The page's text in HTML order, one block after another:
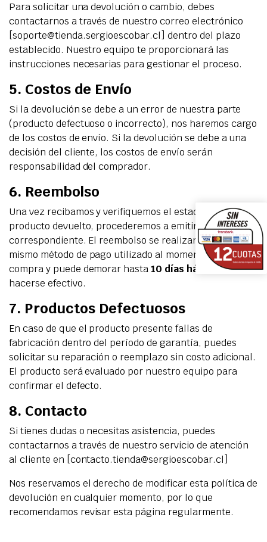
Para solicitar una devolución o cambio, debes
contactarnos a través de nuestro correo electrónico
soporte@tienda.sergioescobar.cl ] dentro del plazo
establecido. Nuestro equipo te proporcionará las
instrucciones necesarias para gestionar el proceso.
5. Costos de Envío
Si la devolución se debe a un error de nuestra parte
(producto defectuoso o incorrecto), nos haremos cargo
de los costos de envío. Si la devolución se debe a una
decisión del cliente, los costos de envío serán
responsabilidad del comprador.
6. Reembolso
Una vez recibamos y verifiquemos el estado del
producto devuelto, procederemos a emitir el reembolso
correspondiente. El reembolso se realizará a través del
mismo método de pago utilizado al momento de la
compra y puede demorar hasta10 días hábilesen
hacerse efectivo.
7. Productos Defectuosos
En caso de que el producto presente fallas de
fabricación dentro del período de garantía, puedes
solicitar su reparación o reemplazo sin costo adicional.
El producto será evaluado por nuestro equipo para
confirmar el defecto.
8. Contacto
Si tienes dudas o necesitas asistencia, puedes
contactarnos a través de nuestro servicio de atención
al cliente en [ contacto.tienda@sergioescobar.cl
Nos reservamos el derecho de modificar esta política de
devolución en cualquier momento, por lo que
recomendamos revisar esta página regularmente.